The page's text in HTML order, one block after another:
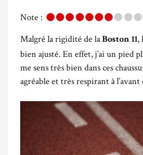
Note :
Malgré la rigidité de laBoston 11,
bien ajusté. En effet, j’ai un pied
me sens très bien dans ces
agréable et très respirant à l’avant